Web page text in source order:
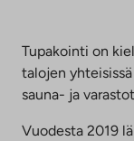
Tupakointi on
talojen
sauna- ja
Vuodesta 2019